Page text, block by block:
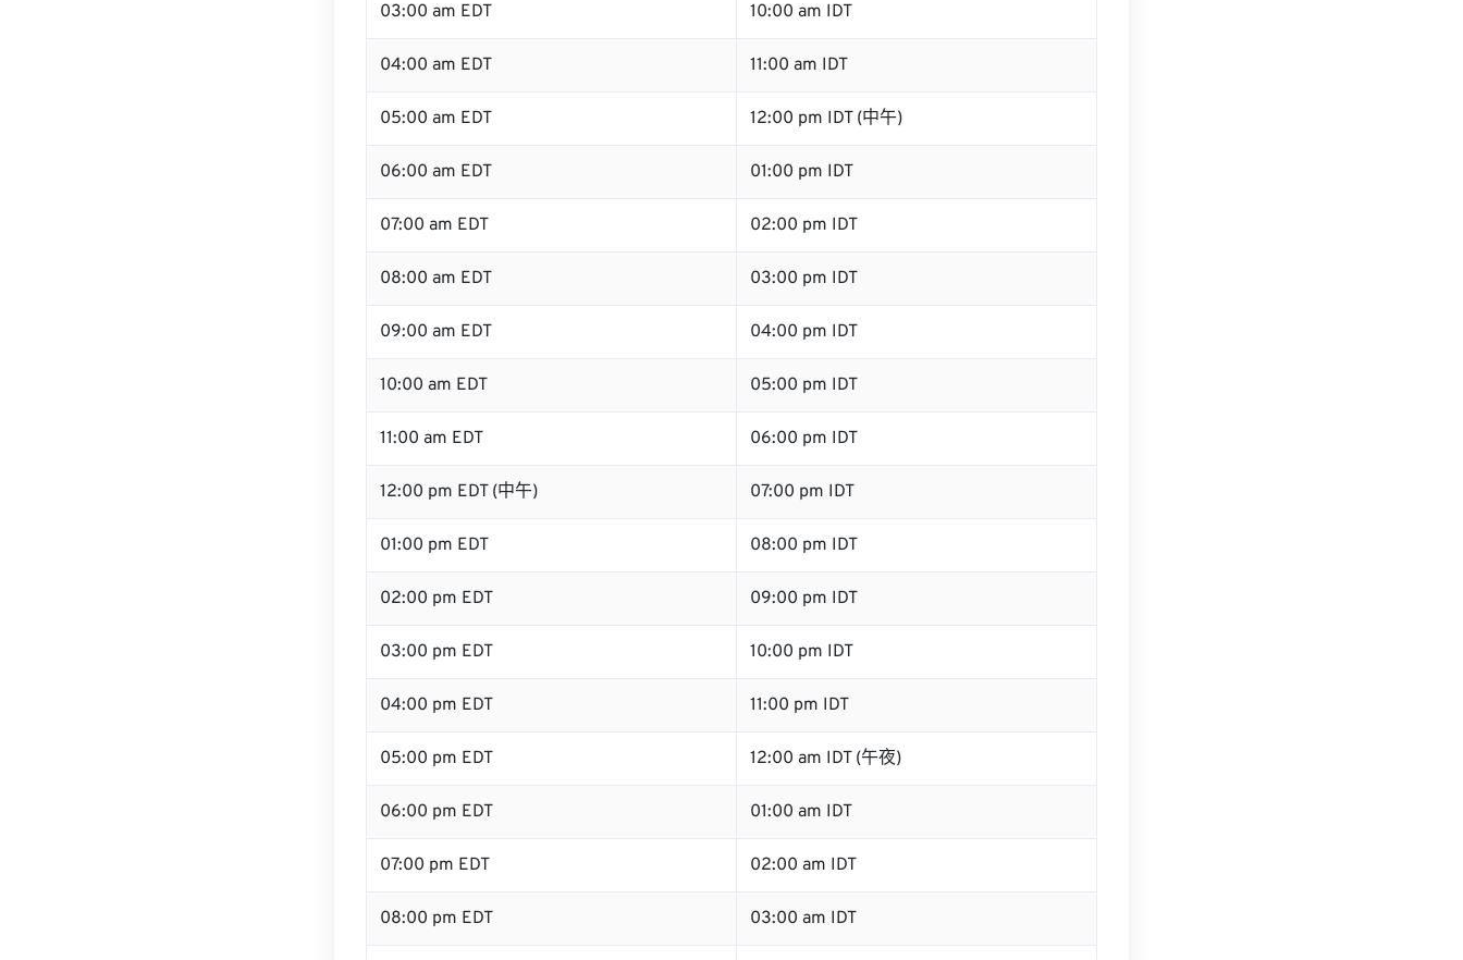
03:00 am EDT 10:00 am IDT
04:00 am EDT 11:00 am IDT
05:00 am EDT 12:00 pm IDT (中午)
06:00 am EDT 01:00 pm IDT
07:00 am EDT 02:00 pm IDT
08:00 am EDT 03:00 pm IDT
09:00 am EDT 04:00 pm IDT
10:00 am EDT 05:00 pm IDT
11:00 am EDT 06:00 pm IDT
12:00 pm EDT (中午) 07:00 pm IDT
01:00 pm EDT 08:00 pm IDT
02:00 pm EDT 09:00 pm IDT
03:00 pm EDT 10:00 pm IDT
04:00 pm EDT 11:00 pm IDT
05:00 pm EDT 12:00 am IDT (午夜)
06:00 pm EDT 01:00 am IDT
07:00 pm EDT 02:00 am IDT
08:00 pm EDT 03:00 am IDT